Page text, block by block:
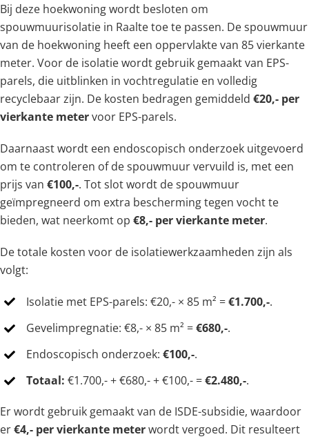
Bij deze hoekwoning wordt besloten om
spouwmuurisolatie in Raalte toe te passen. De spouwmuur
van de hoekwoning heeft een oppervlakte van 85 vierkante
meter. Voor de isolatie wordt gebruik gemaakt van EPS-
parels, die uitblinken in vochtregulatie en volledig
recyclebaar zijn. De kosten bedragen gemiddeld €20,- per
vierkante metervoor EPS-parels.
Daarnaast wordt een endoscopisch onderzoek uitgevoerd
om te controleren of de spouwmuur vervuild is, met een
prijs van €100,-. Tot slot wordt de spouwmuur
geïmpregneerd om extra bescherming tegen vocht te
bieden, wat neerkomt op €8,- per vierkante meter.
De totale kosten voor de isolatiewerkzaamheden zijn als
volgt:
Isolatie met EPS-parels: €20,- × 85 m² =€1.700,-.
Gevelimpregnatie: €8,- × 85 m² =€680,-.
Endoscopisch onderzoek:€100,-.
Totaal: €1.700,- + €680,- + €100,- =€2.480,-.
Er wordt gebruik gemaakt van de ISDE-subsidie, waardoor
er€4,- per vierkante meterwordt vergoed. Dit resulteert